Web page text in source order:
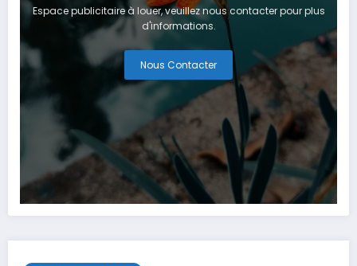
Espace publicitaire à louer, veuillez nous contacter pour plus
d'informations.
Nous Contacter